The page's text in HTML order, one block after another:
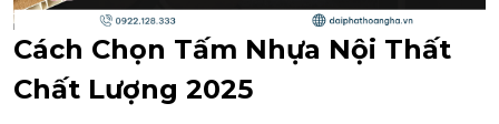
Cách Chọn Tấm Nhựa Nội Thất
Chất Lượng 2025